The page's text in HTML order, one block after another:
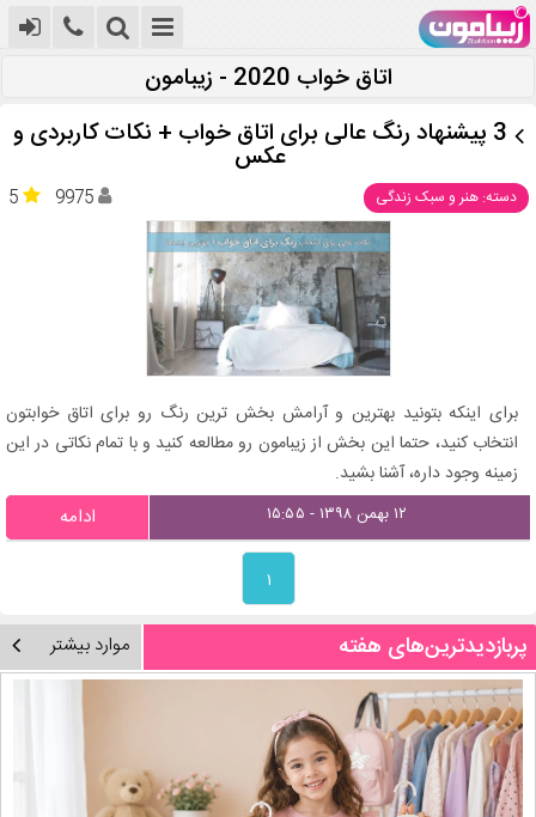
اتاق خواب 2020 - زیبامون
3 پیشنهاد رنگ عالی برای اتاق خواب + نکات کاربردی و
عکس
دسته: هنر و سبک زندگی 5 9975
برای اینکه بتونید بهترین و آرامش بخش ترین رنگ رو برای اتاق خوابتون
انتخاب کنید، حتما این بخش از زیبامون رو مطالعه کنید و با تمام نکاتی در این
زمینه وجود داره، آشنا بشید.
۱۲ بهمن ۱۳۹۸ - ۱۵:۵۵ ادامه
۱
پربازدیدترین‌های هفته موارد بیشتر